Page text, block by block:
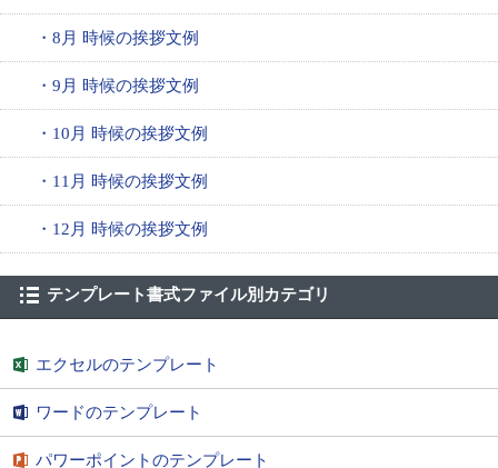
・8月 時候の挨拶文例
・9月 時候の挨拶文例
・10月 時候の挨拶文例
・11月 時候の挨拶文例
・12月 時候の挨拶文例
テンプレート書式ファイル別カテゴリ
エクセルのテンプレート
ワードのテンプレート
パワーポイントのテンプレート